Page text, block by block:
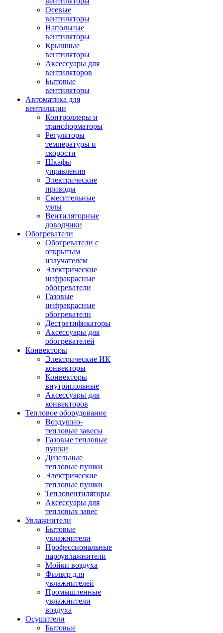
Осевые
вентиляторы
Напольные
вентиляторы
Крышные
вентиляторы
Аксессуары для
вентиляторов
Бытовые
вентиляторы
Автоматика для
вентиляции
Контроллеры и
трансформаторы
Регуляторы
температуры и
скорости
Шкафы
управления
Электрические
приводы
Смесительные
узлы
Вентиляторные
доводчики
Обогреватели
Обогреватели с
открытым
излучателем
Электрические
инфракрасные
обогреватели
Газовые
инфракрасные
обогреватели
Дестратификаторы
Аксессуары для
обогревателей
Конвекторы
Электрические ИК
конвекторы
Конвекторы
внутрипольные
Аксессуары для
конвекторов
Тепловое оборудование
Воздушно-
тепловые завесы
Газовые тепловые
пушки
Дизельные
тепловые пушки
Электрические
тепловые пушки
Тепловентиляторы
Аксессуары для
тепловых завес
Увлажнители
Бытовые
увлажнители
Профессиональные
пароувлажнители
Мойки воздуха
Фильтр для
увлажнителей
Промышленные
увлажнители
воздуха
Осушители
Бытовые